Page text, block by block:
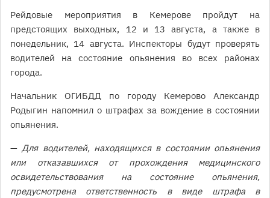
Рейдовые мероприятия в Кемерове пройдут на
предстоящих выходных, 12 и 13 августа, а также в
понедельник, 14 августа. Инспекторы будут проверять
водителей на состояние опьянения во всех районах
города.
Начальник ОГИБДД по городу Кемерово Александр
Родыгин напомнил о штрафах за вождение в состоянии
опьянения.
—Для водителей, находящихся в состоянии опьянения
или отказавшихся от прохождения медицинского
освидетельствования на состояние опьянения,
предусмотрена ответственность в виде штрафа в